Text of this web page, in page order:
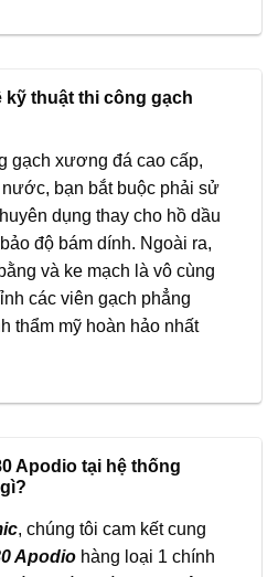
kỹ thuật thi công gạch
gạch xương đá cao cấp,
bạn bắt buộc phải sử
dụng thay cho hồ dầu
độ bám dính. Ngoài ra,
và ke mạch là vô cùng
các viên gạch phẳng
thẩm mỹ hoàn hảo nhất
Apodio tại hệ thống
, chúng tôi cam kết cung
Apodio hàng loại 1 chính